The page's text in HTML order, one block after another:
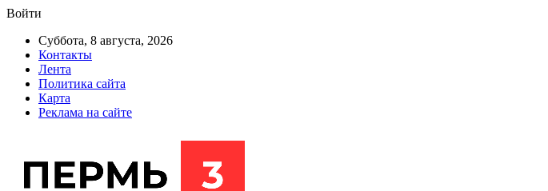
Войти
Суббота, 8 августа, 2026
Контакты
Лента
Политика сайта
Карта
Реклама на сайте